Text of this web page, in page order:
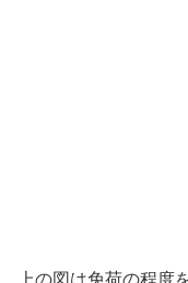
上の図は免荷の程度